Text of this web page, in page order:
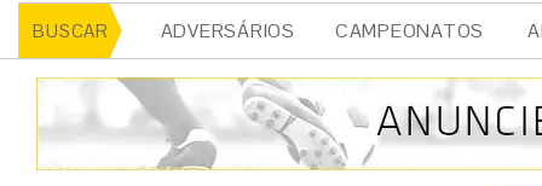
BUSCAR ADVERSÁRIOS CAMPEONATOS